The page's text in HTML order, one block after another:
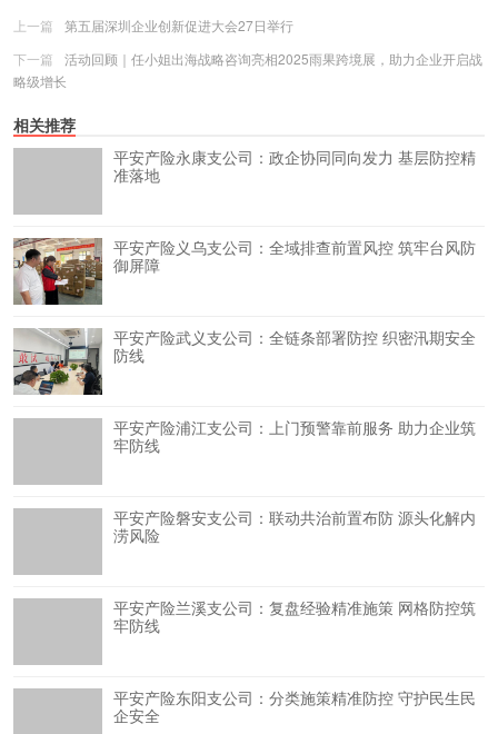
上一篇
第五届深圳企业创新促进大会27日举行
下一篇
活动回顾｜任小姐出海战略咨询亮相2025雨果跨境展，助力企业开启战
略级增长
相关推荐
平安产险永康支公司：政企协同同向发力 基层防控精
准落地
平安产险义乌支公司：全域排查前置风控 筑牢台风防
御屏障
平安产险武义支公司：全链条部署防控 织密汛期安全
防线
平安产险浦江支公司：上门预警靠前服务 助力企业筑
牢防线
平安产险磐安支公司：联动共治前置布防 源头化解内
涝风险
平安产险兰溪支公司：复盘经验精准施策 网格防控筑
牢防线
平安产险东阳支公司：分类施策精准防控 守护民生民
企安全